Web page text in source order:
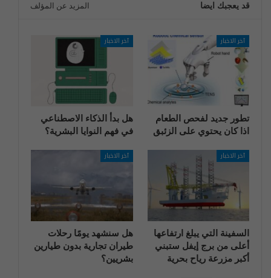
قد يعجبك ايضا المزيد عن المؤلف
آخر الاخبار
تطور جديد لفحص الطعام
اذا كان يحتوي على الزئبق
آخر الاخبار
هل بدأ الذكاء الاصطناعي
في فهم النوايا البشرية؟
آخر الاخبار
السفينة التي يبلغ ارتفاعها
أعلى من برج إيفل ستبني
أكبر مزرعة رياح بحرية
آخر الاخبار
هل سنشهد يومًا رحلات
طيران تجارية بدون طيارين
بشريين؟